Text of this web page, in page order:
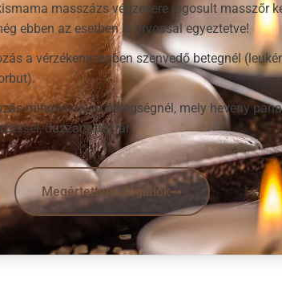
masszázs végzésére jogosult masszőr
ebben az esetben is orvossal egyeztetve!
a vérzékenységben szenvedő betegnél
minden olyan betegségnél, mely heveny
duzzanattal jár.
Megértettem, foglalok